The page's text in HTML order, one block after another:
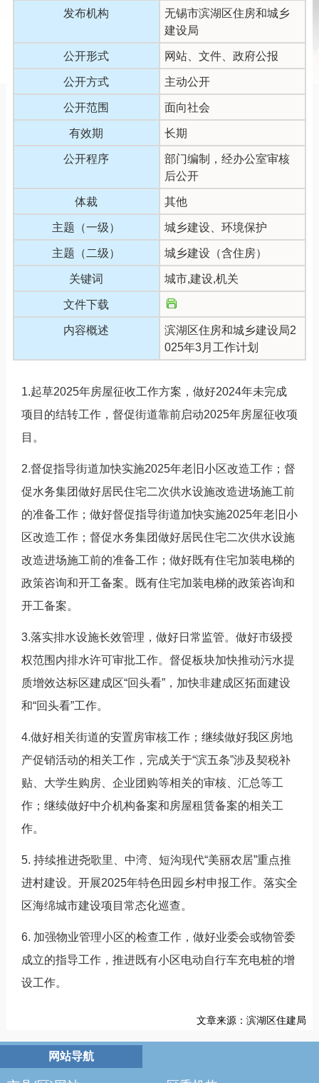
发布机构
无锡市滨湖区住房和城乡
建设局
公开形式 网站、文件、政府公报
公开方式 主动公开
公开范围 面向社会
有效期 长期
公开程序
部门编制，经办公室审核
后公开
体裁 其他
主题（一级） 城乡建设、环境保护
主题（二级） 城乡建设（含住房）
关键词 城市,建设,机关
文件下载
内容概述
滨湖区住房和城乡建设局2
025年3月工作计划
1.起草2025年房屋征收工作方案，做好2024年未完成
项目的结转工作，督促街道靠前启动2025年房屋征收项
目。
2.督促指导街道加快实施2025年老旧小区改造工作；督
促水务集团做好居民住宅二次供水设施改造进场施工前
的准备工作；做好督促指导街道加快实施2025年老旧小
区改造工作；督促水务集团做好居民住宅二次供水设施
改造进场施工前的准备工作；做好既有住宅加装电梯的
政策咨询和开工备案。既有住宅加装电梯的政策咨询和
开工备案。
3.落实排水设施长效管理，做好日常监管。做好市级授
权范围内排水许可审批工作。督促板块加快推动污水提
质增效达标区建成区“回头看”，加快非建成区拓面建设
和“回头看”工作。
4.做好相关街道的安置房审核工作；继续做好我区房地
产促销活动的相关工作，完成关于“滨五条”涉及契税补
贴、大学生购房、企业团购等相关的审核、汇总等工
作；继续做好中介机构备案和房屋租赁备案的相关工
作。
5. 持续推进尧歌里、中湾、短沟现代“美丽农居”重点推
进村建设。开展2025年特色田园乡村申报工作。落实全
区海绵城市建设项目常态化巡查。
6. 加强物业管理小区的检查工作，做好业委会或物管委
成立的指导工作，推进既有小区电动自行车充电桩的增
设工作。
文章来源：滨湖区住建局